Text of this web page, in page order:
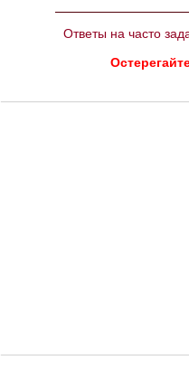
Ответы на часто